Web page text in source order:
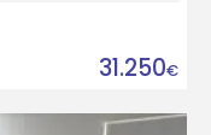
31.250€